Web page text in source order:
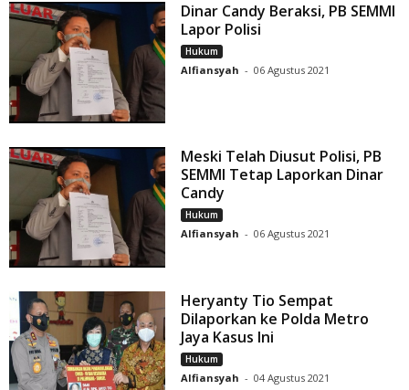
Dinar Candy Beraksi, PB SEMMI
Lapor Polisi
Hukum
Alfiansyah - 06 Agustus 2021
Meski Telah Diusut Polisi, PB
SEMMI Tetap Laporkan Dinar
Candy
Hukum
Alfiansyah - 06 Agustus 2021
Heryanty Tio Sempat
Dilaporkan ke Polda Metro
Jaya Kasus Ini
Hukum
Alfiansyah - 04 Agustus 2021